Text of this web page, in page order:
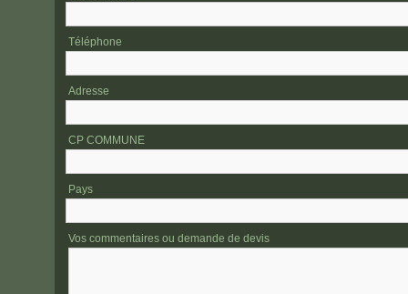
Place de
0495
Téléphone
Adresse
CP COMMUNE
Pays
Vos commentaires ou demande de devis